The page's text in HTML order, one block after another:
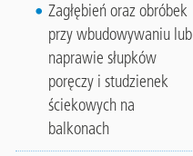
Zagłębień oraz obróbek
przy wbudowywaniu lub
naprawie słupków
poręczy i studzienek
ściekowych na
balkonach